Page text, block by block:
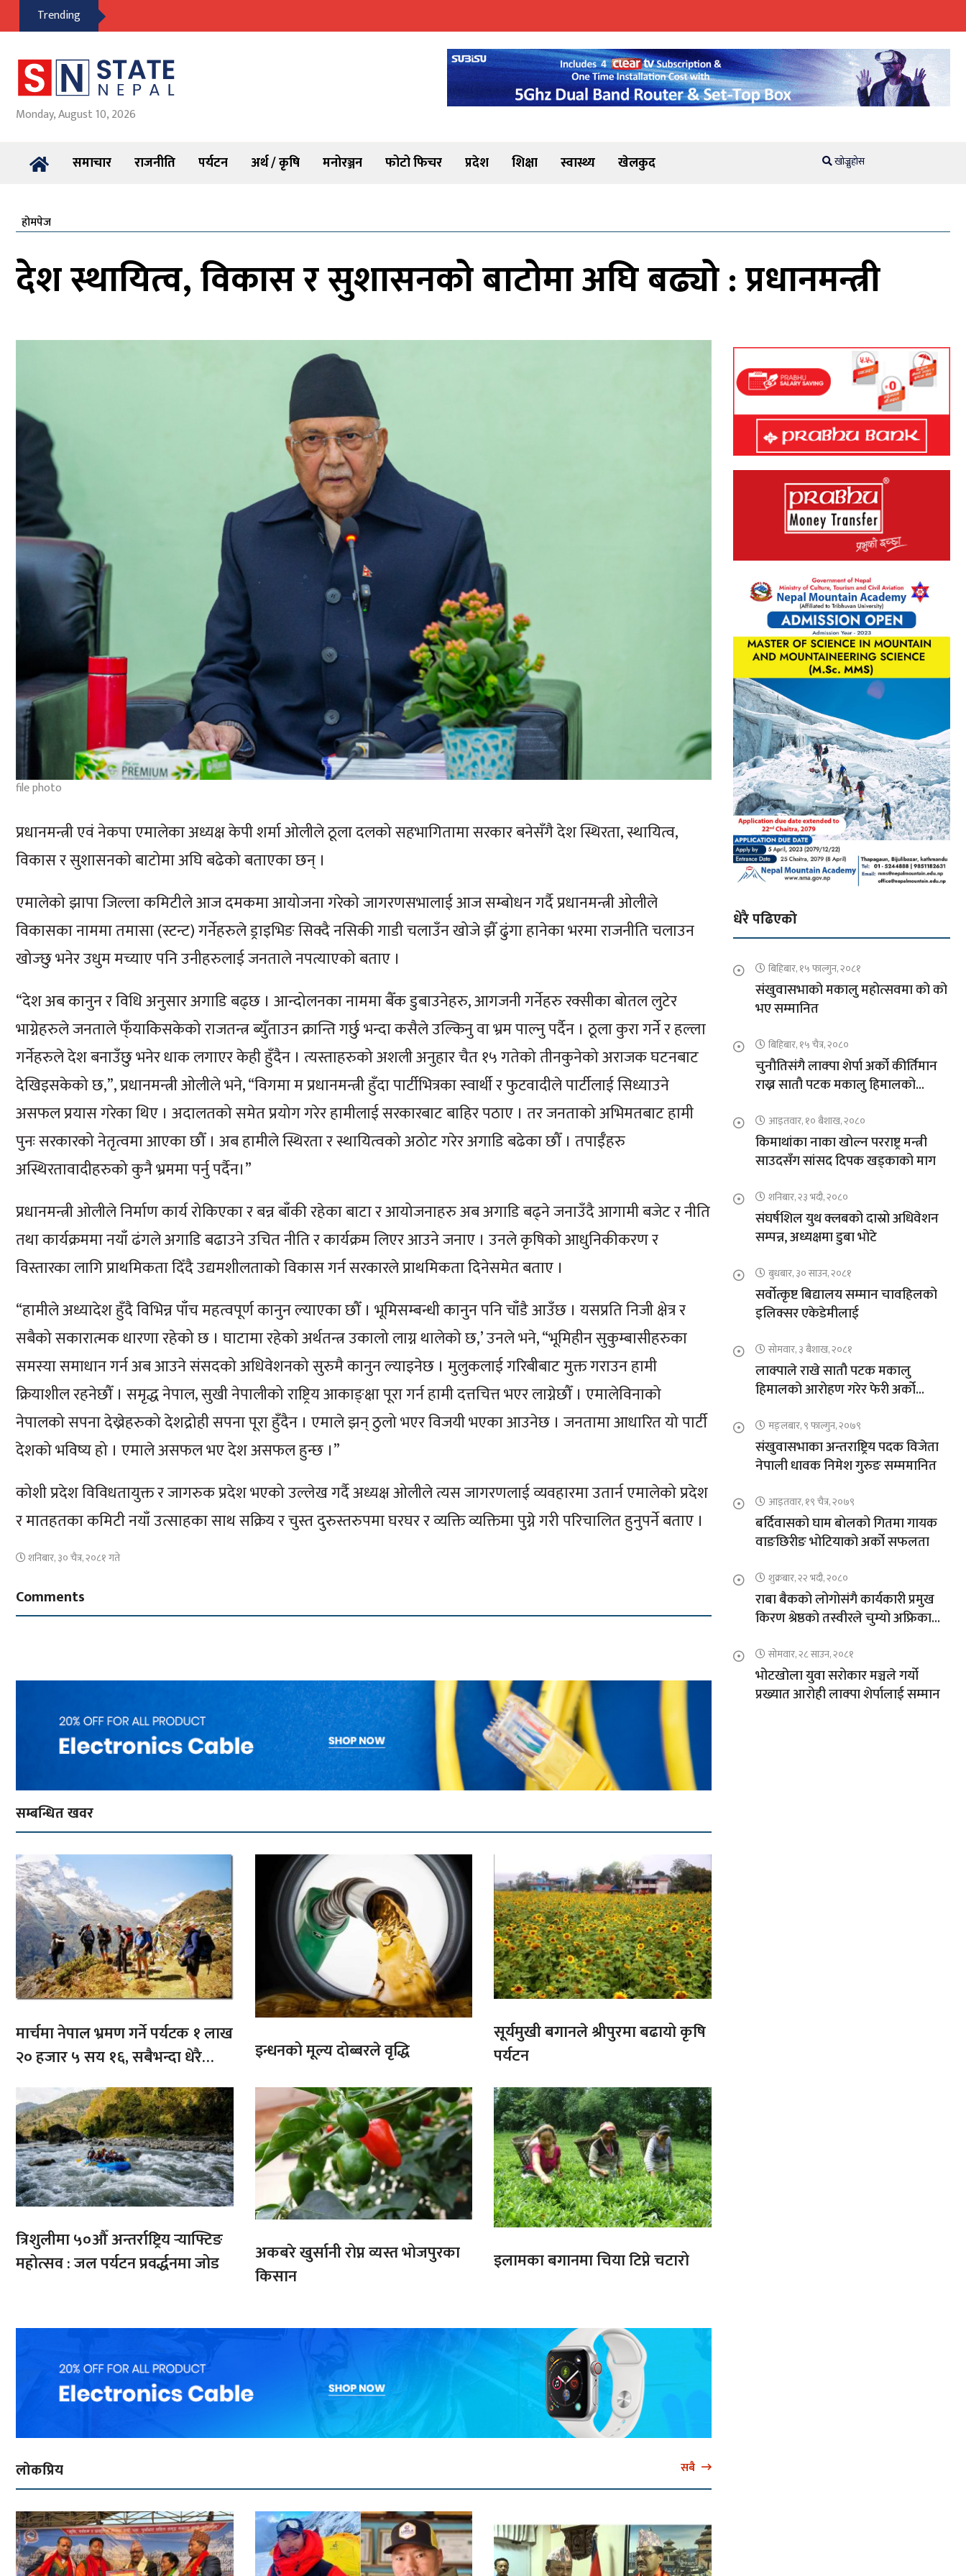
Trending
Monday, August 10, 2026
समाचार राजनीति पर्यटन अर्थ / कृषि मनोरञ्जन फोटो फिचर प्रदेश शिक्षा स्वास्थ्य खेलकुद खोज्नुहोस
होमपेज
देश स्थायित्व, विकास र सुशासनको बाटोमा अघि बढ्यो : प्रधानमन्त्री
file photo
प्रधानमन्त्री एवं नेकपा एमालेका अध्यक्ष केपी शर्मा ओलीले ठूला दलको सहभागितामा सरकार बनेसँगै देश स्थिरता, स्थायित्व,
विकास र सुशासनको बाटोमा अघि बढेको बताएका छन् ।
एमालेको झापा जिल्ला कमिटीले आज दमकमा आयोजना गरेको जागरणसभालाई आज सम्बोधन गर्दै प्रधानमन्त्री ओलीले
विकासका नाममा तमासा (स्टन्ट) गर्नेहरुले ड्राइभिङ सिक्दै नसिकी गाडी चलाउँन खोजे झैँ ढुंगा हानेका भरमा राजनीति चलाउन
खोज्छु भनेर उधुम मच्याए पनि उनीहरुलाई जनताले नपत्याएको बताए ।
“देश अब कानुन र विधि अनुसार अगाडि बढ्छ । आन्दोलनका नाममा बैँक डुबाउनेहरु, आगजनी गर्नेहरु रक्सीका बोतल लुटेर
भाग्नेहरुले जनताले फ्ँयाकिसकेको राजतन्त्र ब्युँताउन क्रान्ति गर्छु भन्दा कसैले उल्किनु वा भ्रम पाल्नु पर्दैन । ठूला कुरा गर्ने र हल्ला
गर्नेहरुले देश बनाउँछु भनेर धाक लगाएर केही हुँदैन । त्यस्ताहरुको अशली अनुहार चैत १५ गतेको तीनकुनेको अराजक घटनबाट
देखिइसकेको छ,”, प्रधानमन्त्री ओलीले भने, “विगमा म प्रधानमन्त्री हुँदा पार्टीभित्रका स्वार्थी र फुटवादीले पार्टीलाई सिध्याउने
असफल प्रयास गरेका थिए । अदालतको समेत प्रयोग गरेर हामीलाई सरकारबाट बाहिर पठाए । तर जनताको अभिमतबाट हामी
पुनः सरकारको नेतृत्वमा आएका छौँ । अब हामीले स्थिरता र स्थायित्वको अठोट गरेर अगाडि बढेका छौँ । तपाईँहरु
अस्थिरतावादीहरुको कुनै भ्रममा पर्नु पर्दैन।”
प्रधानमन्त्री ओलीले निर्माण कार्य रोकिएका र बन्न बाँकी रहेका बाटा र आयोजनाहरु अब अगाडि बढ्ने जनाउँदै आगामी बजेट र नीति
तथा कार्यक्रममा नयाँ ढंगले अगाडि बढाउने उचित नीति र कार्यक्रम लिएर आउने जनाए । उनले कृषिको आधुनिकीकरण र
विस्तारका लागि प्राथमिकता दिँदै उद्यमशीलताको विकास गर्न सरकारले प्राथमिकता दिनेसमेत बताए ।
“हामीले अध्यादेश हुँदै विभिन्न पाँच महत्वपूर्ण कानुन ल्याएका छौँ । भूमिसम्बन्धी कानुन पनि चाँडै आउँछ । यसप्रति निजी क्षेत्र र
सबैको सकारात्मक धारणा रहेको छ । घाटामा रहेको अर्थतन्त्र उकालो लाग्न थालेको छ,’ उनले भने, “भूमिहीन सुकुम्बासीहरुका
समस्या समाधान गर्न अब आउने संसदको अधिवेशनको सुरुमै कानुन ल्याइनेछ । मुलुकलाई गरिबीबाट मुक्त गराउन हामी
क्रियाशील रहनेछौँ । समृद्ध नेपाल, सुखी नेपालीको राष्ट्रिय आकाङ्क्षा पूरा गर्न हामी दत्तचित्त भएर लाग्नेछौँ । एमालेविनाको
नेपालको सपना देख्नेहरुको देशद्रोही सपना पूरा हुँदैन । एमाले झन् ठुलो भएर विजयी भएका आउनेछ । जनतामा आधारित यो पार्टी
देशको भविष्य हो । एमाले असफल भए देश असफल हुन्छ ।”
कोशी प्रदेश विविधतायुक्त र जागरुक प्रदेश भएको उल्लेख गर्दै अध्यक्ष ओलीले त्यस जागरणलाई व्यवहारमा उतार्न एमालेको प्रदेश
र मातहतका कमिटी नयाँ उत्साहका साथ सक्रिय र चुस्त दुरुस्तरुपमा घरघर र व्यक्ति व्यक्तिमा पुग्ने गरी परिचालित हुनुपर्ने बताए ।
शनिबार, ३० चैत्र, २०८१ गते
Comments
सम्बन्धित खवर
मार्चमा नेपाल भ्रमण गर्ने पर्यटक १ लाख
२० हजार ५ सय १६, सबैभन्दा धेरै
भारतबाट
इन्धनको मूल्य दोब्बरले वृद्धि
सूर्यमुखी बगानले श्रीपुरमा बढायो कृषि
पर्यटन
त्रिशुलीमा ५०औँ अन्तर्राष्ट्रिय र्‍याफ्टिङ
महोत्सव : जल पर्यटन प्रवर्द्धनमा जोड
अकबरे खुर्सानी रोप्न व्यस्त भोजपुरका
किसान
इलामका बगानमा चिया टिप्ने चटारो
लोकप्रिय सबै
धेरै पढिएको
बिहिबार, १५ फाल्गुन, २०८१
संखुवासभाको मकालु महोत्सवमा को को
भए सम्मानित
बिहिबार, १५ चैत्र, २०८०
चुनौतिसंगै लाक्पा शेर्पा अर्को कीर्तिमान
राख्न सातौ पटक मकालु हिमालको
आइतवार, १० बैशाख, २०८०
किमाथांका नाका खोल्न परराष्ट्र मन्त्री
साउदसँग सांसद दिपक खड्काको माग
शनिबार, २३ भदौ, २०८०
संघर्षशिल युथ क्लबको दास्रो अधिवेशन
सम्पन्न, अध्यक्षमा डुबा भोटे
बुधबार, ३० साउन, २०८१
सर्वोत्कृष्ट बिद्यालय सम्मान चावहिलको
इलिक्सर एकेडेमीलाई
सोमवार, ३ बैशाख, २०८१
लाक्पाले राखे सातौ पटक मकालु
हिमालको आरोहण गरेर फेरी अर्को
मङ्लबार, ९ फाल्गुन, २०७९
संखुवासभाका अन्तराष्ट्रिय पदक विजेता
नेपाली धावक निमेश गुरुङ सम्ममानित
आइतवार, १९ चैत्र, २०७९
बर्दिवासको घाम बोलको गितमा गायक
वाङछिरीङ भोटियाको अर्को सफलता
शुक्रबार, २२ भदौ, २०८०
राबा बैकको लोगोसंगै कार्यकारी प्रमुख
किरण श्रेष्ठको तस्वीरले चुम्यो अफ्रिकाको
सोमवार, २८ साउन, २०८१
भोटखोला युवा सरोकार मञ्चले गर्यो
प्रख्यात आरोही लाक्पा शेर्पालाई सम्मान